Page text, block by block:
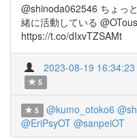
@shinoda062546 ちょっ
緒に活動している
https://t.co/dIxvTZSAMt
2023-08-19 16:34:23
5
5 @kumo_otoko6
@EriPsyOT @sanpeiOT